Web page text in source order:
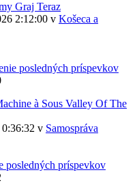
Graj Teraz
2:12:00 v Košeca a
à Sous Valley Of The
v Samospráva